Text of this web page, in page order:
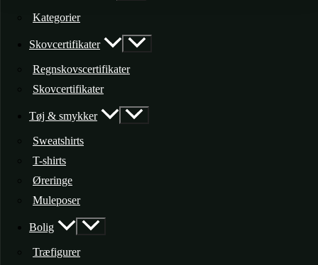
Kategorier
Skovcertifikater
Regnskovscertifikater
Skovcertifikater
Tøj & smykker
Sweatshirts
T-shirts
Øreringe
Muleposer
Bolig
Træfigurer